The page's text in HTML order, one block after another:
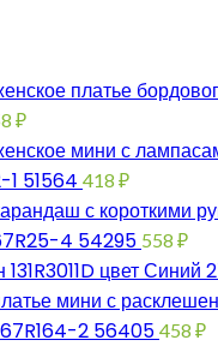
платье
₽
мини с
1 51564 418 ₽
с короткими
4 54295 558 ₽
цвет Синий
мини с
2 56405 458 ₽